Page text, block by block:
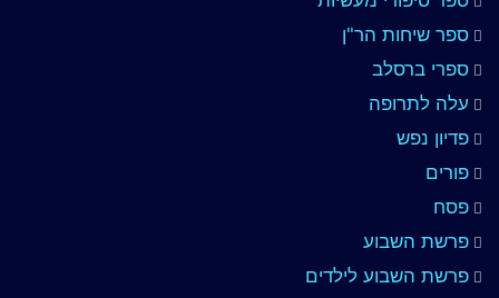
ספר שיחות הר"ן
ספרי ברסלב
עלה לתרופה
פדיון נפש
פורים
פסח
פרשת השבוע
פרשת השבוע לילדים